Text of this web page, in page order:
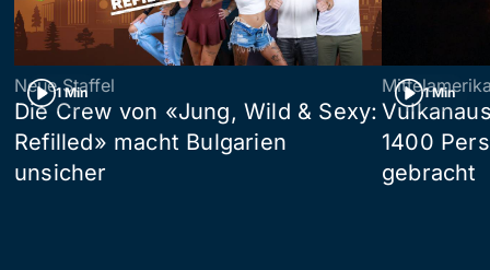
1 Min
Neue Staffel
Die Crew von «Jung, Wild & Sexy:
Refilled» macht Bulgarien
unsicher
1 Min
1400
gebracht